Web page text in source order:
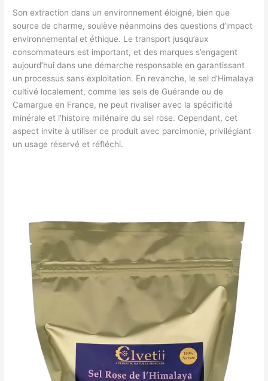
Son extraction dans un environnement éloigné, bien que
source de charme, soulève néanmoins des questions d’impact
environnemental et éthique. Le transport jusqu’aux
consommateurs est important, et des marques s’engagent
aujourd’hui dans une démarche responsable en garantissant
un processus sans exploitation. En revanche, le sel d’Himalaya
cultivé localement, comme les sels de Guérande ou de
Camargue en France, ne peut rivaliser avec la spécificité
minérale et l’histoire millénaire du sel rose. Cependant, cet
aspect invite à utiliser ce produit avec parcimonie, privilégiant
un usage réservé et réfléchi.